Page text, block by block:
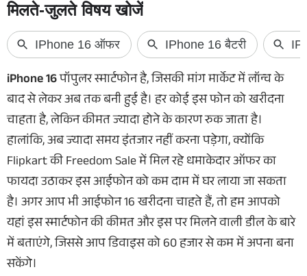
iPhone 16पॉपुलर स्मार्टफोन है, जिसकी मांग मार्केट में लॉन्च के
बाद से लेकर अब तक बनी हुई है। हर कोई इस फोन को खरीदना
चाहता है, लेकिन कीमत ज्यादा होने के कारण रुक जाता है।
हालांकि, अब ज्यादा समय इंतजार नहीं करना पड़ेगा, क्योंकि
Flipkart की Freedom Sale में मिल रहे धमाकेदार ऑफर का
फायदा उठाकर इस आईफोन को कम दाम में घर लाया जा सकता
है। अगर आप भी आईफोन 16 खरीदना चाहते हैं, तो हम आपको
यहां इस स्मार्टफोन की कीमत और इस पर मिलने वाली डील के बारे
में बताएंगे, जिससे आप डिवाइस को 60 हजार से कम में अपना बना
सकेंगे।